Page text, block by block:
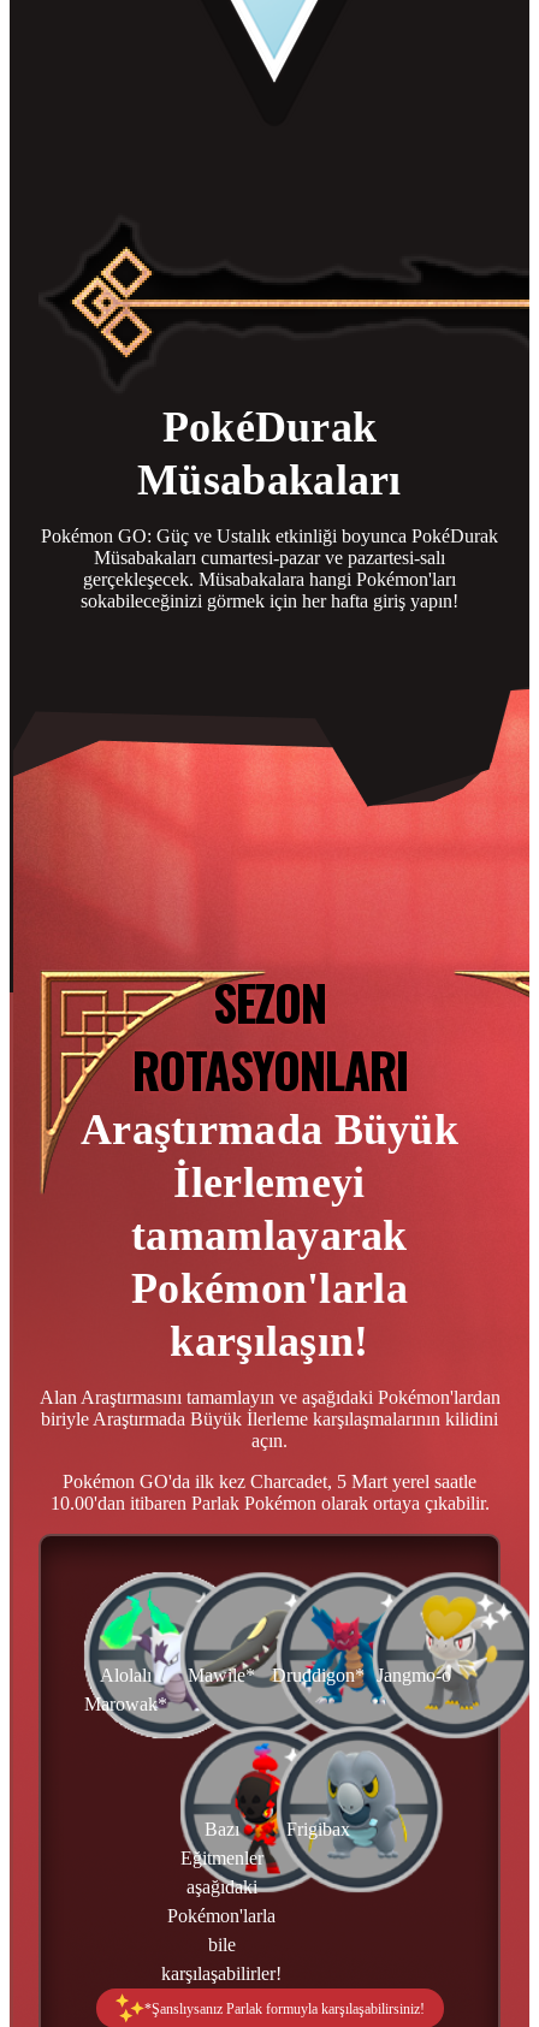
PokéDurak
Müsabakaları
Pokémon GO: Güç ve Ustalık etkinliği boyunca PokéDurak
Müsabakaları cumartesi-pazar ve pazartesi-salı
gerçekleşecek. Müsabakalara hangi Pokémon'ları
sokabileceğinizi görmek için her hafta giriş yapın!
SEZON
ROTASYONLARI
Araştırmada Büyük
İlerlemeyi
tamamlayarak
Pokémon'larla
karşılaşın!
Alan Araştırmasını tamamlayın ve aşağıdaki Pokémon'lardan
biriyle Araştırmada Büyük İlerleme karşılaşmalarının kilidini
açın.
Pokémon GO'da ilk kez Charcadet, 5 Mart yerel saatle
10.00'dan itibaren Parlak Pokémon olarak ortaya çıkabilir.
Alolalı
Marowak*
Mawile* Druddigon* Jangmo-o
Bazı
Eğitmenler
aşağıdaki
Pokémon'larla
bile
karşılaşabilirler!
Frigibax
*Şanslıysanız Parlak formuyla karşılaşabilirsiniz!